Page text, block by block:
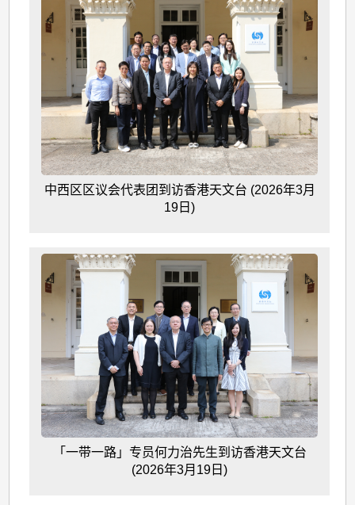
中西区区议会代表团到访香港天文台 (2026年3月
19日)
「一带一路」专员何力治先生到访香港天文台
(2026年3月19日)